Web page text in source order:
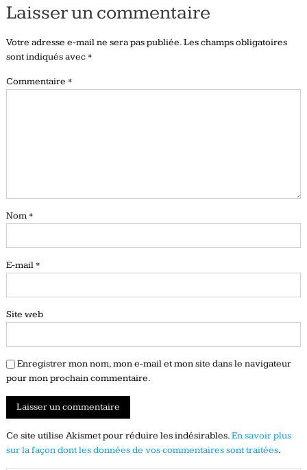
Laisser un commentaire
Votre adresse e-mail ne sera pas publiée.Les champs obligatoires
sont indiqués avec *
Commentaire *
Nom *
E-mail *
Site web
Enregistrer mon nom, mon e-mail et mon site dans le navigateur
pour mon prochain commentaire.
Ce site utilise Akismet pour réduire les indésirables.En savoir plus
sur la façon dont les données de vos commentaires sont traitées.